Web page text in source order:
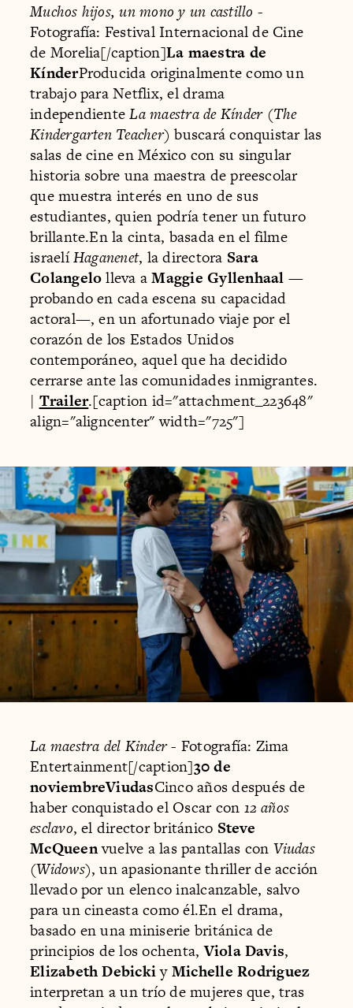
Muchos hijos, un mono y un castillo -
Fotografía: Festival Internacional de Cine
de Morelia[/caption]La maestra de
KínderProducida originalmente como un
trabajo para Netflix, el drama
independienteLa maestra de Kínder(The
Kindergarten Teacher) buscará conquistar las
salas de cine en México con su singular
historia sobre una maestra de preescolar
que muestra interés en uno de sus
estudiantes, quien podría tener un futuro
brillante.En la cinta, basada en el filme
israelíHaganenet, la directora Sara
Colangelolleva aMaggie Gyllenhaal —
probando en cada escena su capacidad
actoral—, en un afortunado viaje por el
corazón de los Estados Unidos
contemporáneo, aquel que ha decidido
cerrarse ante las comunidades inmigrantes.
| Trailer.[caption id="attachment_223648"
align="aligncenter" width="725"]
La maestra del Kinder- Fotografía: Zima
Entertainment[/caption]30 de
noviembreViudasCinco años después de
haber conquistado el Oscar con 12 años
esclavo, el director británico Steve
McQueenvuelve a las pantallas con Viudas
(Widows), un apasionante thriller de acción
llevado por un elenco inalcanzable, salvo
para un cineasta como él.En el drama,
basado en una miniserie británica de
principios de los ochenta,Viola Davis,
Elizabeth DebickiyMichelle Rodriguez
interpretan a un trío de mujeres que, tras